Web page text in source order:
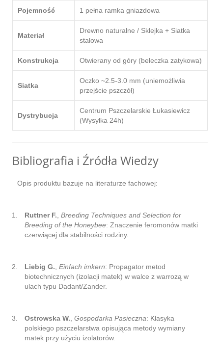
Pojemność 1 pełna ramka gniazdowa
Materiał
Drewno naturalne / Sklejka + Siatka
stalowa
Konstrukcja Otwierany od góry (beleczka zatykowa)
Siatka
Oczko ~2.5-3.0 mm (uniemożliwia
przejście pszczół)
Dystrybucja
Centrum Pszczelarskie Łukasiewicz
(Wysyłka 24h)
Bibliografia i Źródła Wiedzy
Opis produktu bazuje na literaturze fachowej:
Ruttner F. Breeding Techniques and Selection for
Breeding of the Honeybee: Znaczenie feromonów matki
czerwiącej dla stabilności rodziny.
Liebig G. Einfach imkern: Propagator metod
biotechnicznych (izolacji matek) w walce z warrozą w
ulach typu Dadant/Zander.
Ostrowska W. Gospodarka Pasieczna: Klasyka
polskiego pszczelarstwa opisująca metody wymiany
matek przy użyciu izolatorów.